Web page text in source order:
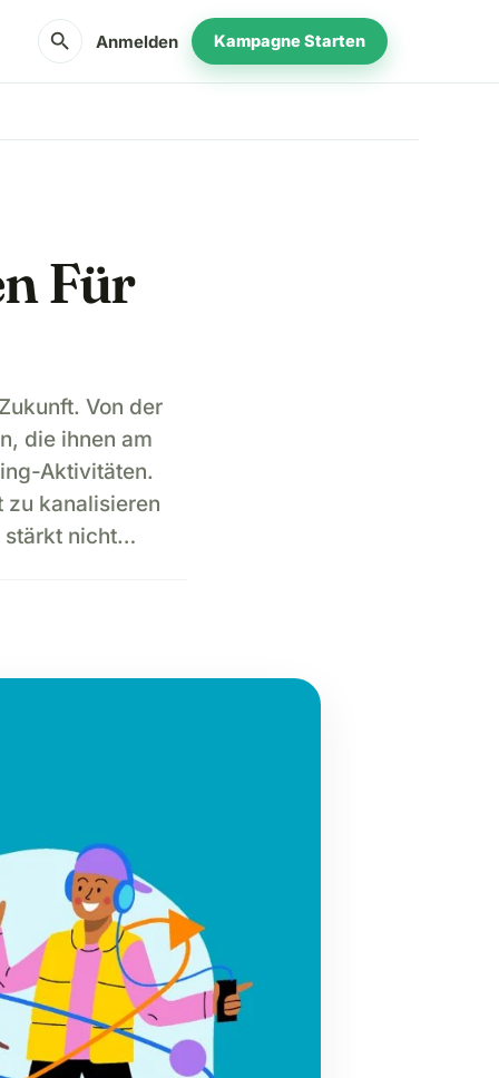
search Anmelden Kampagne Starten
Für
Von der
die ihnen am
Aktivitäten.
zu kanalisieren
stärkt nicht…